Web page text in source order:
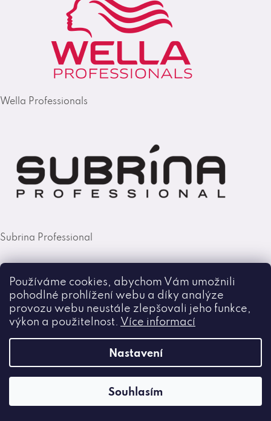
Používáme cookies, abychom Vám umožnili
pohodlné prohlížení webu a díky analýze
provozu webu neustále zlepšovali jeho funkce,
výkon a použitelnost. Více informací
Nastavení
Souhlasím
Wella Professionals
Subrina Professional